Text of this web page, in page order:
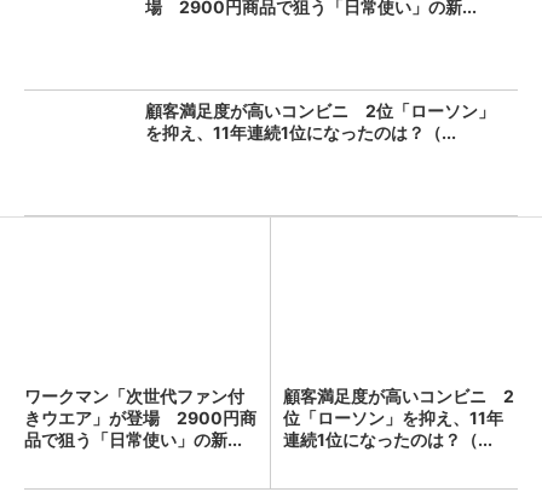
場 2900円商品で狙う「日常使い」の新...
顧客満足度が高いコンビニ 2位「ローソン」
を抑え、11年連続1位になったのは？（...
ワークマン「次世代ファン付
きウエア」が登場 2900円商
品で狙う「日常使い」の新...
顧客満足度が高いコンビニ 2
位「ローソン」を抑え、11年
連続1位になったのは？（...